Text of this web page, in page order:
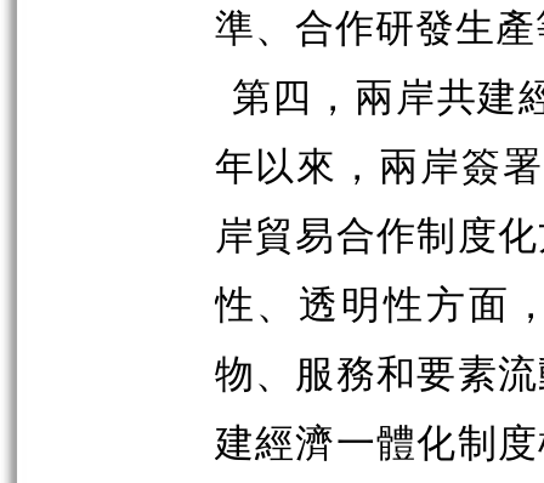
準、合作研發生
第四，兩岸共建
年以來，兩岸簽
岸貿易合作制度
性、透明性方面
物、服務和要素
建經濟一體化制